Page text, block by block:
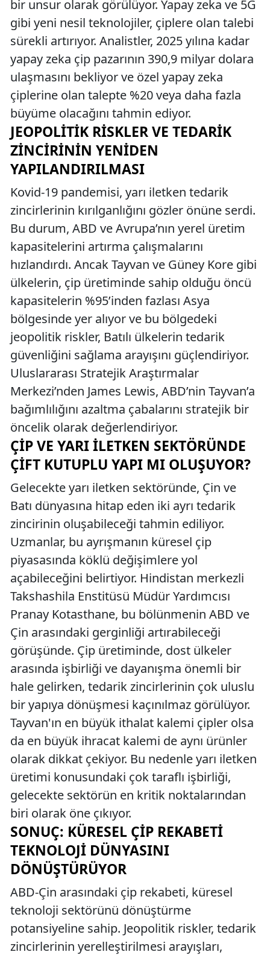
bir unsur olarak görülüyor. Yapay zeka ve 5G
gibi yeni nesil teknolojiler, çiplere olan talebi
sürekli artırıyor. Analistler, 2025 yılına kadar
yapay zeka çip pazarının 390,9 milyar dolara
ulaşmasını bekliyor ve özel yapay zeka
çiplerine olan talepte %20 veya daha fazla
büyüme olacağını tahmin ediyor.
JEOPOLITIK RISKLER VE TEDARIK
ZINCIRININ YENIDEN
YAPILANDIRILMASI
Kovid-19 pandemisi, yarı iletken tedarik
zincirlerinin kırılganlığını gözler önüne serdi.
Bu durum, ABD ve Avrupa’nın yerel üretim
kapasitelerini artırma çalışmalarını
hızlandırdı. Ancak Tayvan ve Güney Kore gibi
ülkelerin, çip üretiminde sahip olduğu öncü
kapasitelerin %95’inden fazlası Asya
bölgesinde yer alıyor ve bu bölgedeki
jeopolitik riskler, Batılı ülkelerin tedarik
güvenliğini sağlama arayışını güçlendiriyor.
Uluslararası Stratejik Araştırmalar
Merkezi’nden James Lewis, ABD’nin Tayvan’a
bağımlılığını azaltma çabalarını stratejik bir
öncelik olarak değerlendiriyor.
ÇIP VE YARI İLETKEN SEKTÖRÜNDE
ÇIFT KUTUPLU YAPI MI OLUŞUYOR?
Gelecekte yarı iletken sektöründe, Çin ve
Batı dünyasına hitap eden iki ayrı tedarik
zincirinin oluşabileceği tahmin ediliyor.
Uzmanlar, bu ayrışmanın küresel çip
piyasasında köklü değişimlere yol
açabileceğini belirtiyor. Hindistan merkezli
Takshashila Enstitüsü Müdür Yardımcısı
Pranay Kotasthane, bu bölünmenin ABD ve
Çin arasındaki gerginliği artırabileceği
görüşünde. Çip üretiminde, dost ülkeler
arasında işbirliği ve dayanışma önemli bir
hale gelirken, tedarik zincirlerinin çok uluslu
bir yapıya dönüşmesi kaçınılmaz görülüyor.
Tayvan'ın en büyük ithalat kalemi çipler olsa
da en büyük ihracat kalemi de aynı ürünler
olarak dikkat çekiyor. Bu nedenle yarı iletken
üretimi konusundaki çok taraflı işbirliği,
gelecekte sektörün en kritik noktalarından
biri olarak öne çıkıyor.
SONUÇ: KÜRESEL ÇIP REKABETI
TEKNOLOJI DÜNYASINI
DÖNÜŞTÜRÜYOR
ABD-Çin arasındaki çip rekabeti, küresel
teknoloji sektörünü dönüştürme
potansiyeline sahip. Jeopolitik riskler, tedarik
zincirlerinin yerelleştirilmesi arayışları,